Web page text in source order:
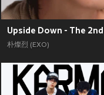
朴燦烈 (EXO)